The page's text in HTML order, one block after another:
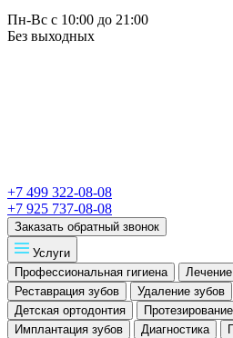
Пн-Вс с 10:00 до 21:00
Без выходных
+7 499 322-08-08
+7 925 737-08-08
Заказать обратный звонок
Услуги
Профессиональная гигиена
Реставрация зубов
Удаление зубов
Детская ортодонтия
Имплантация зубов
Диагностика